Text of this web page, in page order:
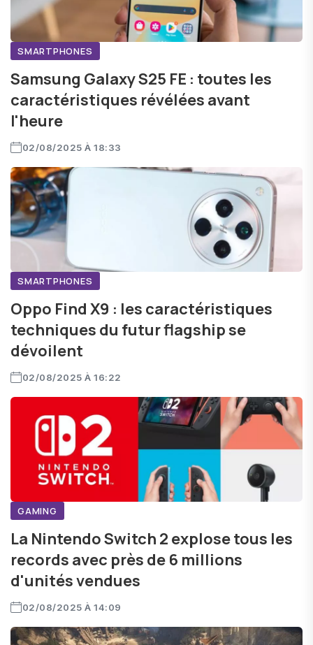
SMARTPHONES
Samsung Galaxy S25 FE : toutes les
caractéristiques révélées avant
l'heure
02/08/2025 À 18:33
SMARTPHONES
Oppo Find X9 : les caractéristiques
techniques du futur flagship se
dévoilent
02/08/2025 À 16:22
GAMING
La Nintendo Switch 2 explose tous les
records avec près de 6 millions
d'unités vendues
02/08/2025 À 14:09